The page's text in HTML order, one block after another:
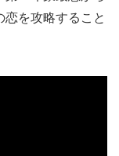
を攻略すること